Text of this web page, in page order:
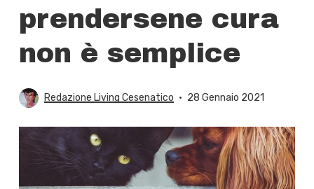
prendersene cura
non è semplice
Redazione Living Cesenatico 28 Gennaio 2021